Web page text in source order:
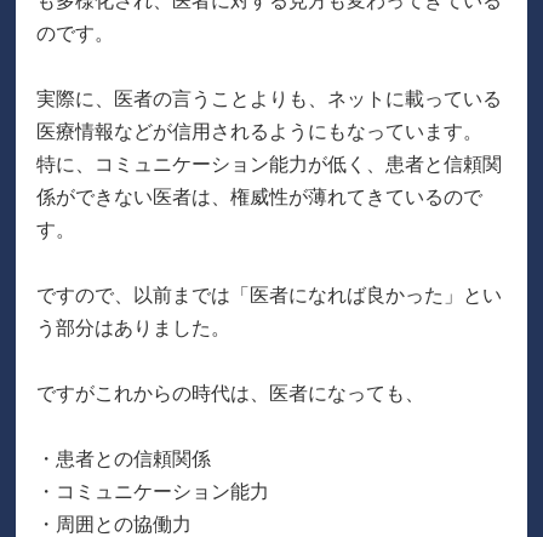
のです。
実際に、医者の言うことよりも、ネットに載っている
医療情報などが信用されるようにもなっています。
特に、コミュニケーション能力が低く、患者と信頼関
係ができない医者は、権威性が薄れてきているので
す。
ですので、以前までは「医者になれば良かった」とい
う部分はありました。
ですがこれからの時代は、医者になっても、
・患者との信頼関係
・コミュニケーション能力
・周囲との協働力